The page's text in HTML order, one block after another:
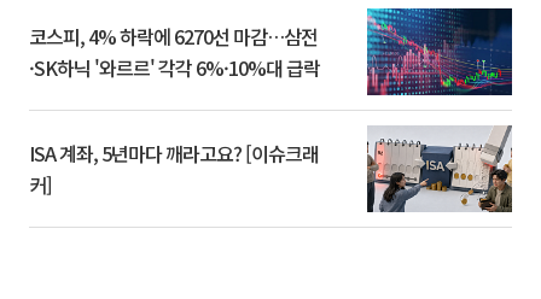
코스피, 4% 하락에 6270선 마감…삼전
·SK하닉 '와르르' 각각 6%·10%대 급락
ISA 계좌, 5년마다 깨라고요? [이슈크래
커]